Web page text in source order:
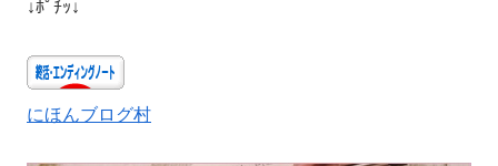
↓ﾎﾟﾁｯ↓
にほんブログ村